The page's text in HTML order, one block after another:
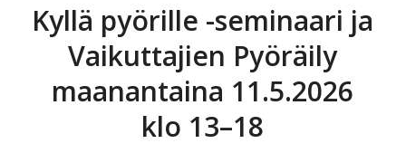
Kyllä pyörille -seminaari ja
Vaikuttajien Pyöräily
maanantaina 11.5.2026
klo 13–18